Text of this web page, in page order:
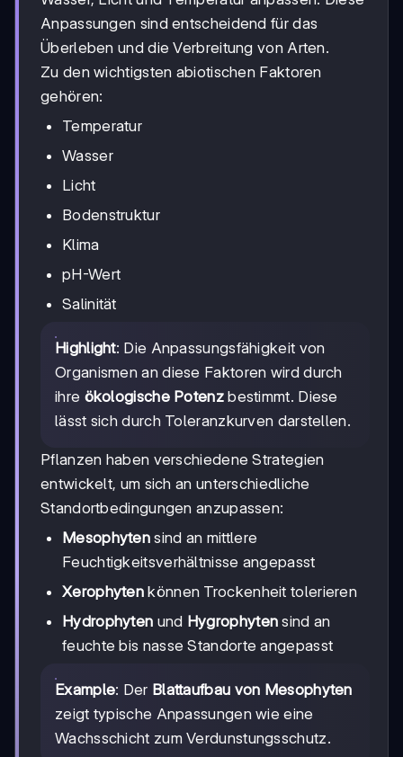
Anpassungen sind entscheidend für das
Überleben und die Verbreitung von Arten.
Zu den wichtigsten abiotischen Faktoren
gehören:
Temperatur
Wasser
Licht
Bodenstruktur
Klima
pH-Wert
Salinität
Highlight: Die Anpassungsfähigkeit von
Organismen an diese Faktoren wird durch
ihre ökologische Potenzbestimmt. Diese
lässt sich durch Toleranzkurven darstellen.
Pflanzen haben verschiedene Strategien
entwickelt, um sich an unterschiedliche
Standortbedingungen anzupassen:
Mesophyten sind an mittlere
Feuchtigkeitsverhältnisse angepasst
Xerophyten können Trockenheit tolerieren
Hydrophyten und Hygrophyten sind an
feuchte bis nasse Standorte angepasst
Example: Der Blattaufbau von Mesophyten
zeigt typische Anpassungen wie eine
Wachsschicht zum Verdunstungsschutz.